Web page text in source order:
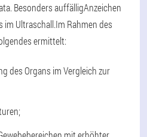
Besonders auffälligAnzeichen
im Ultraschall.Im Rahmen des
ermittelt:
des Organs im Vergleich zur